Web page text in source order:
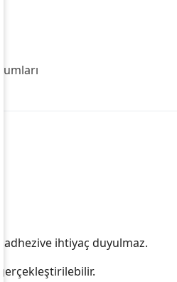
adhezive ihtiyaç duyulmaz.